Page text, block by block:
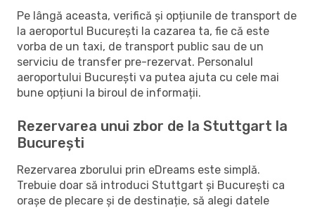
Pe lângă aceasta, verifică și opțiunile de transport de
la aeroportul București la cazarea ta, fie că este
vorba de un taxi, de transport public sau de un
serviciu de transfer pre-rezervat. Personalul
aeroportului București va putea ajuta cu cele mai
bune opțiuni la biroul de informații.
Rezervarea unui zbor de la Stuttgart la
București
Rezervarea zborului prin eDreams este simplă.
Trebuie doar să introduci Stuttgart și București ca
orașe de plecare și de destinație, să alegi datele